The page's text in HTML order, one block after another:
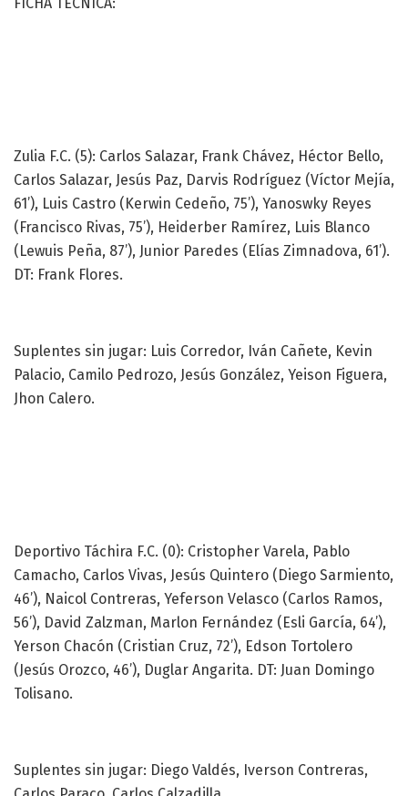
FICHA TÉCNICA:
Zulia F.C. (5): Carlos Salazar, Frank Chávez, Héctor Bello,
Carlos Salazar, Jesús Paz, Darvis Rodríguez (Víctor Mejía,
61’), Luis Castro (Kerwin Cedeño, 75’), Yanoswky Reyes
(Francisco Rivas, 75’), Heiderber Ramírez, Luis Blanco
(Lewuis Peña, 87’), Junior Paredes (Elías Zimnadova, 61’).
DT: Frank Flores.
Suplentes sin jugar: Luis Corredor, Iván Cañete, Kevin
Palacio, Camilo Pedrozo, Jesús González, Yeison Figuera,
Jhon Calero.
Deportivo Táchira F.C. (0): Cristopher Varela, Pablo
Camacho, Carlos Vivas, Jesús Quintero (Diego Sarmiento,
46’), Naicol Contreras, Yeferson Velasco (Carlos Ramos,
56’), David Zalzman, Marlon Fernández (Esli García, 64’),
Yerson Chacón (Cristian Cruz, 72’), Edson Tortolero
(Jesús Orozco, 46’), Duglar Angarita. DT: Juan Domingo
Tolisano.
Suplentes sin jugar: Diego Valdés, Iverson Contreras,